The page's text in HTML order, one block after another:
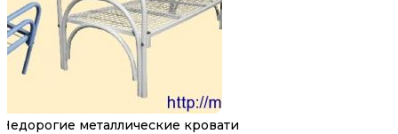
Недорогие металлические кровати